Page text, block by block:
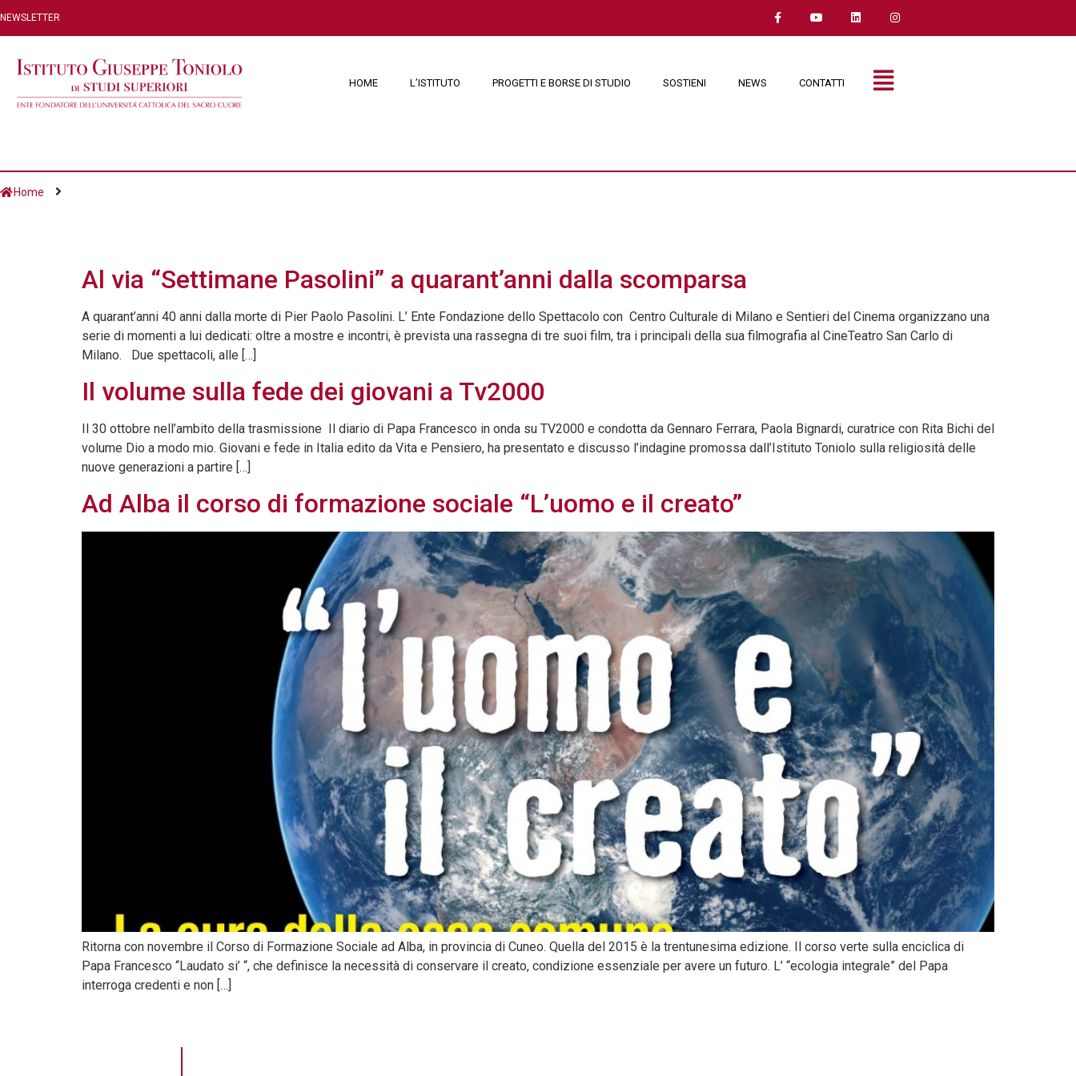
NEWSLETTER
HOME L’ISTITUTO PROGETTI E BORSE DI STUDIO SOSTIENI NEWS CONTATTI
Home
Al via “Settimane Pasolini” a quarant’anni dalla scomparsa
A quarant’anni 40 anni dalla morte di Pier Paolo Pasolini. L’ Ente Fondazione dello Spettacolo con Centro Culturale di Milano e Sentieri del Cinema organizzano una
serie di momenti a lui dedicati: oltre a mostre e incontri, è prevista una rassegna di tre suoi film, tra i principali della sua filmografia al CineTeatro San Carlo di
Milano. Due spettacoli, alle […]
Il volume sulla fede dei giovani a Tv2000
Il 30 ottobre nell’ambito della trasmissione Il diario di Papa Francesco in onda su TV2000 e condotta da Gennaro Ferrara, Paola Bignardi, curatrice con Rita Bichi del
volume Dio a modo mio. Giovani e fede in Italia edito da Vita e Pensiero, ha presentato e discusso l’indagine promossa dall’Istituto Toniolo sulla religiosità delle
nuove generazioni a partire […]
Ad Alba il corso di formazione sociale “L’uomo e il creato”
Ritorna con novembre il Corso di Formazione Sociale ad Alba, in provincia di Cuneo. Quella del 2015 è la trentunesima edizione. Il corso verte sulla enciclica di
Papa Francesco “Laudato si’ “, che definisce la necessità di conservare il creato, condizione essenziale per avere un futuro. L’ “ecologia integrale” del Papa
interroga credenti e non […]